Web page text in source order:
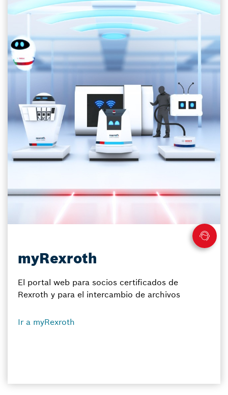
myRexroth
El portal web para socios certificados de
Rexroth y para el intercambio de archivos
Ir a myRexroth